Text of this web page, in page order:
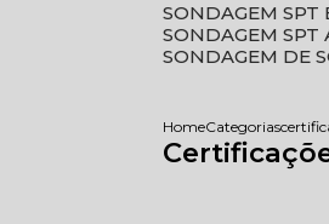
SONDAGEM
SONDAGEM
SONDAGEM DE
HomeCategorias